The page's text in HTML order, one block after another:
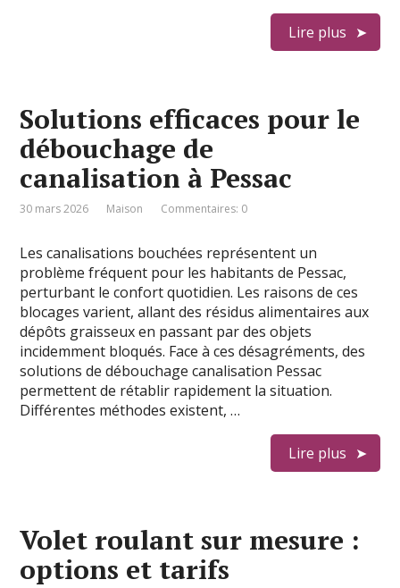
Lire plus
Solutions efficaces pour le
débouchage de
canalisation à Pessac
30 mars 2026 Maison Commentaires: 0
Les canalisations bouchées représentent un
problème fréquent pour les habitants de Pessac,
perturbant le confort quotidien. Les raisons de ces
blocages varient, allant des résidus alimentaires aux
dépôts graisseux en passant par des objets
incidemment bloqués. Face à ces désagréments, des
solutions de débouchage canalisation Pessac
permettent de rétablir rapidement la situation.
Différentes méthodes existent, …
Lire plus
Volet roulant sur mesure :
options et tarifs